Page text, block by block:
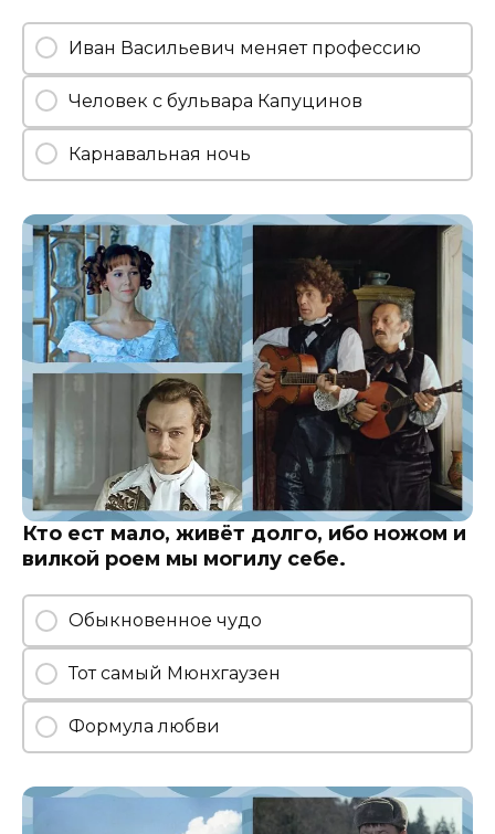
Иван Васильевич меняет профессию
Человек с бульвара Капуцинов
Карнавальная ночь
Кто ест мало, живёт долго, ибо ножом и
вилкой роем мы могилу себе.
Обыкновенное чудо
Тот самый Мюнхгаузен
Формула любви